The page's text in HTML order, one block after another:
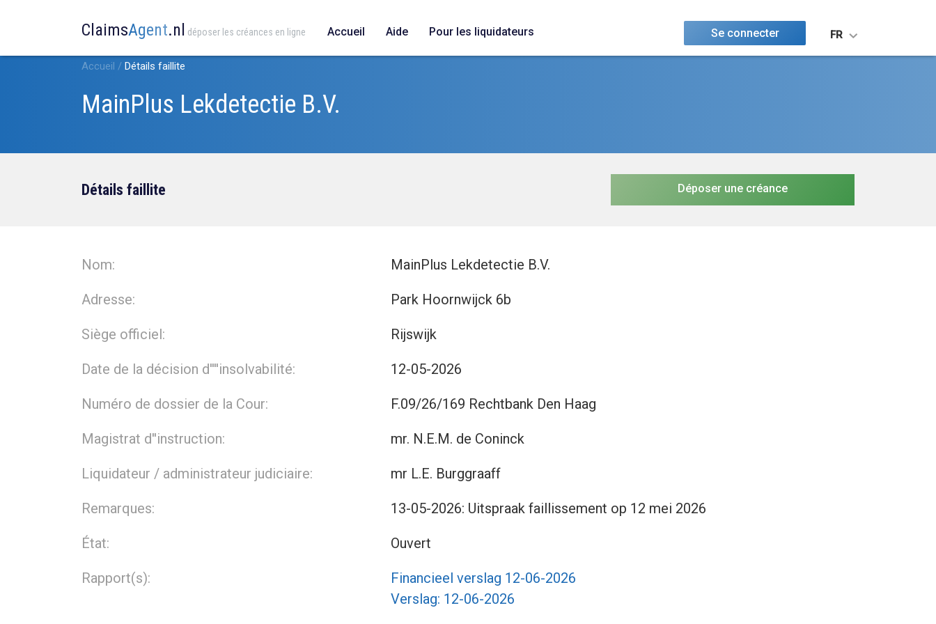
ClaimsAgent.nl déposer les créances en ligne Accueil Aide Pour les liquidateurs Se connecter FR
Accueil / Détails faillite
MainPlus Lekdetectie B.V.
Détails faillite Déposer une créance
Nom: MainPlus Lekdetectie B.V.
Adresse: Park Hoornwijck 6b
Siège officiel: Rijswijk
Date de la décision d''''insolvabilité: 12-05-2026
Numéro de dossier de la Cour: F.09/26/169 Rechtbank Den Haag
Magistrat d''instruction: mr. N.E.M. de Coninck
Liquidateur / administrateur judiciaire: mr L.E. Burggraaff
Remarques: 13-05-2026: Uitspraak faillissement op 12 mei 2026
État: Ouvert
Rapport(s):
Financieel verslag 12-06-2026
Verslag: 12-06-2026